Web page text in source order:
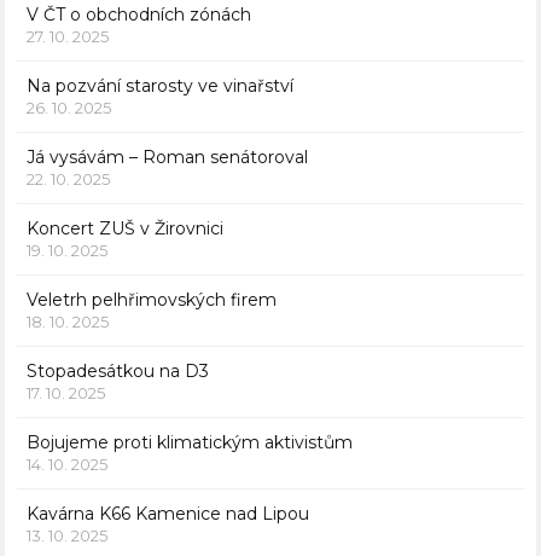
V ČT o obchodních zónách
27. 10. 2025
Na pozvání starosty ve vinařství
26. 10. 2025
Já vysávám – Roman senátoroval
22. 10. 2025
Koncert ZUŠ v Žirovnici
19. 10. 2025
Veletrh pelhřimovských firem
18. 10. 2025
Stopadesátkou na D3
17. 10. 2025
Bojujeme proti klimatickým aktivistům
14. 10. 2025
Kavárna K66 Kamenice nad Lipou
13. 10. 2025